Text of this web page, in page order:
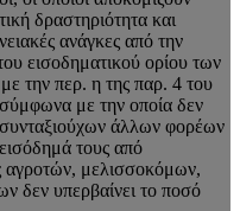
δραστηριότητα και
ανάγκες από την
εισοδηματικού ορίου των
την περ. η της παρ. 4 του
με την οποία δεν
άλλων φορέων
τους από
αγροτών, μελισσοκόμων,
δεν υπερβαίνει το ποσό